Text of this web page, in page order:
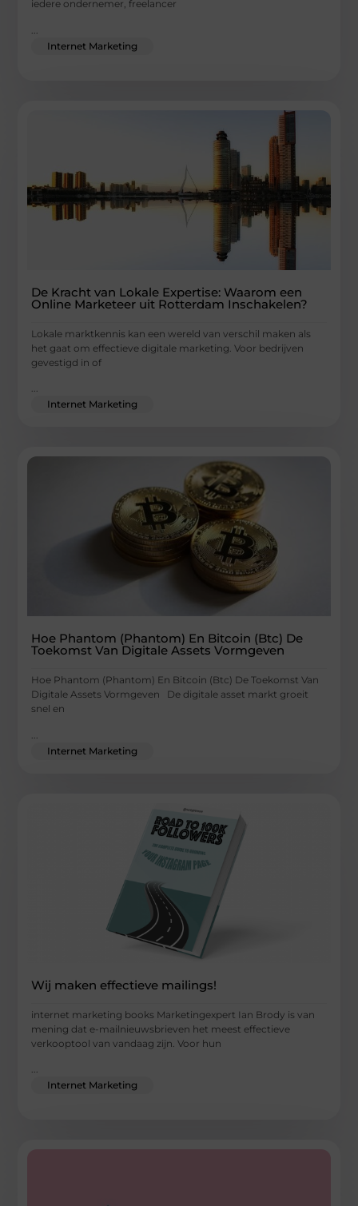
iedere ondernemer, freelancer
Internet Marketing
De Kracht van Lokale Expertise: Waarom een
Online Marketeer uit Rotterdam Inschakelen?
Lokale marktkennis kan een wereld van verschil maken als
het gaat om effectieve digitale marketing. Voor bedrijven
gevestigd in of
...
Internet Marketing
Hoe Phantom (Phantom) En Bitcoin (Btc) De
Toekomst Van Digitale Assets Vormgeven
Hoe Phantom (Phantom) En Bitcoin (Btc) De Toekomst Van
Digitale Assets Vormgeven De digitale asset markt groeit
snel en
Internet Marketing
Wij maken effectieve mailings!
internet marketing books Marketingexpert Ian Brody is van
mening dat e-mailnieuwsbrieven het meest effectieve
verkooptool van vandaag zijn. Voor hun
Internet Marketing